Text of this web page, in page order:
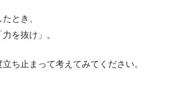
とき、
を抜け」。
ち止まって考えてみてください。